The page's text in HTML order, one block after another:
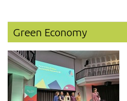
Green Economy